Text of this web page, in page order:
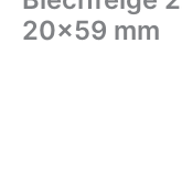
20×59 mm